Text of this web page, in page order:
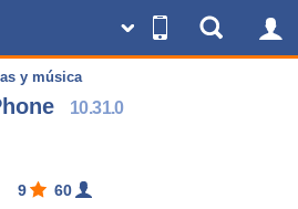
y música
10.31.0
9 60